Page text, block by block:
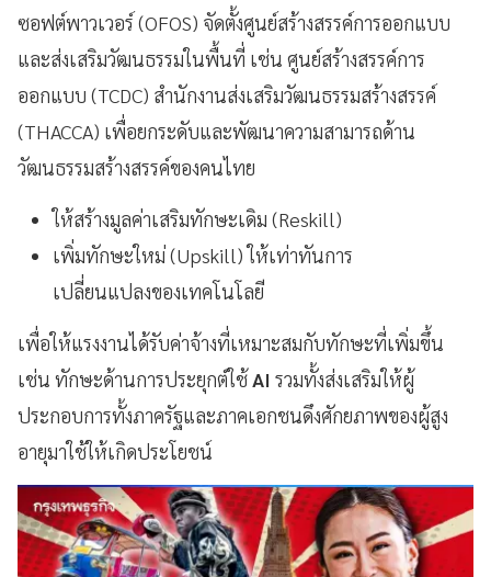
ซอฟต์พาวเวอร์ (OFOS) จัดตั้งศูนย์สร้างสรรค์การออกแบบ
และส่งเสริมวัฒนธรรมในพื้นที่ เช่น ศูนย์สร้างสรรค์การ
ออกแบบ (TCDC) สำนักงานส่งเสริมวัฒนธรรมสร้างสรรค์
(THACCA) เพื่อยกระดับและพัฒนาความสามารถด้าน
วัฒนธรรมสร้างสรรค์ของคนไทย
ให้สร้างมูลค่าเสริมทักษะเดิม (Reskill)
เพิ่มทักษะใหม่ (Upskill) ให้เท่าทันการ
เปลี่ยนแปลงของเทคโนโลยี
เพื่อให้แรงงานได้รับค่าจ้างที่เหมาะสมกับทักษะที่เพิ่มขึ้น
เช่น ทักษะด้านการประยุกต์ใช้AI รวมทั้งส่งเสริมให้ผู้
ประกอบการทั้งภาครัฐและภาคเอกชนดึงศักยภาพของผู้สูง
อายุมาใช้ให้เกิดประโยชน์